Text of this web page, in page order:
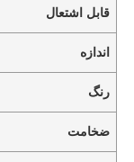
قابل اشتعال
اندازه
رنگ
ضخامت